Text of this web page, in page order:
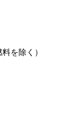
を除く）